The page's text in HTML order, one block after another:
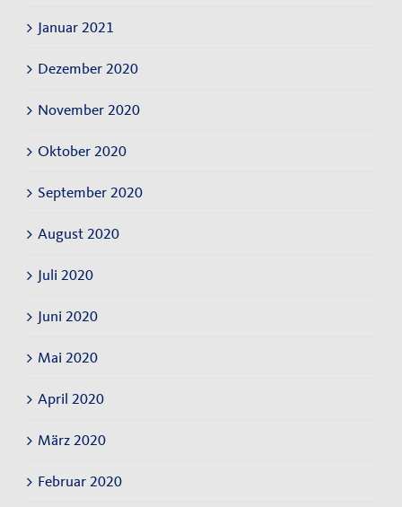
Januar 2021
Dezember 2020
November 2020
Oktober 2020
September 2020
August 2020
Juli 2020
Juni 2020
Mai 2020
April 2020
März 2020
Februar 2020